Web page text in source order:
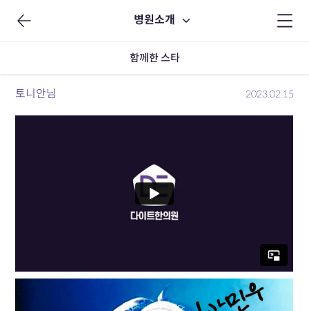
병원소개
함께한 스타
토니안님 2023.02.15